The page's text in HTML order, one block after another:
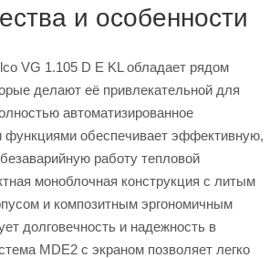
и особенности
VG 1.105 D E KL обладает рядом
делают её привлекательной для
автоматизированное
функциями обеспечивает эффективную,
работу тепловой
моноблочная конструкция с литым
и композитным эргономичным
долговечность и надежность в
MDE2 с экраном позволяет легко